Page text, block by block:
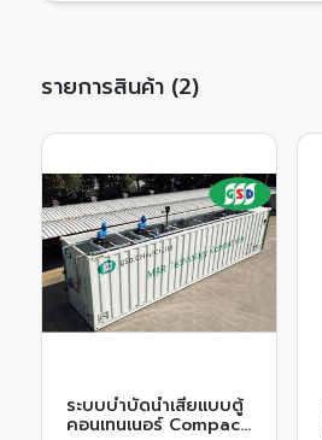
รายการสินค้า (2)
ระบบบำบัดน้ำเสียแบบตู้
คอนเทนเนอร์ Compact